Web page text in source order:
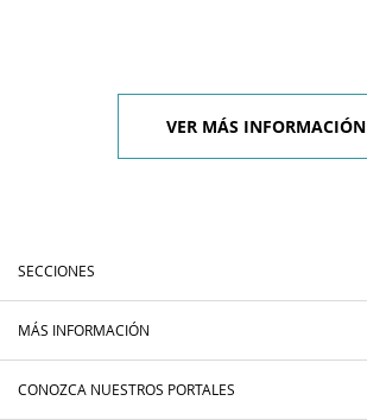
VER MÁS INFORMACIÓN
SECCIONES
MÁS INFORMACIÓN
CONOZCA NUESTROS PORTALES